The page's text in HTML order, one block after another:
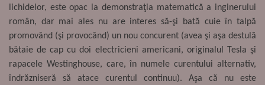
lichidelor, este opac la demonstraţia matematică a inginerului
român, dar mai ales nu are interes să-şi bată cuie în talpă
promovând (şi provocând) un nou concurent (avea şi aşa destulă
bătaie de cap cu doi electricieni americani, originalul Tesla şi
rapacele Westinghouse, care, în numele curentului alternativ,
îndrăzniseră să atace curentul continuu). Aşa că nu este